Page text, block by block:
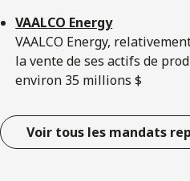
VAALCO Energy
VAALCO Energy,
la vente de ses actifs de
environ 35 millions $
Voir tous les mandats